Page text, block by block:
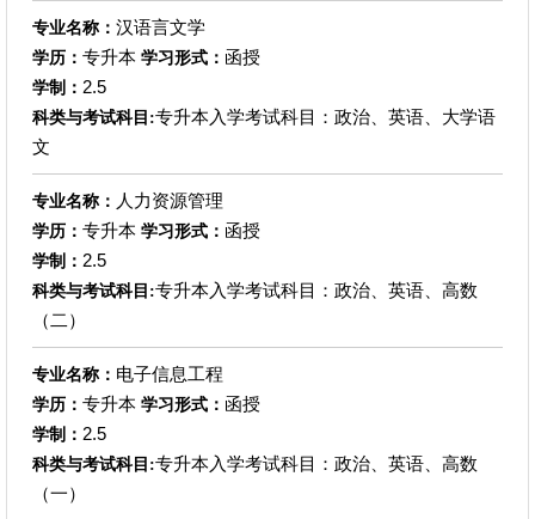
专业名称： 汉语言文学
学历： 专升本 学习形式： 函授
学制： 2.5
科类与考试科目:专升本入学考试科目：政治、英语、大学语
文
专业名称： 人力资源管理
学历： 专升本 学习形式： 函授
学制： 2.5
科类与考试科目:专升本入学考试科目：政治、英语、高数
（二）
专业名称： 电子信息工程
学历： 专升本 学习形式： 函授
学制： 2.5
科类与考试科目:专升本入学考试科目：政治、英语、高数
（一）